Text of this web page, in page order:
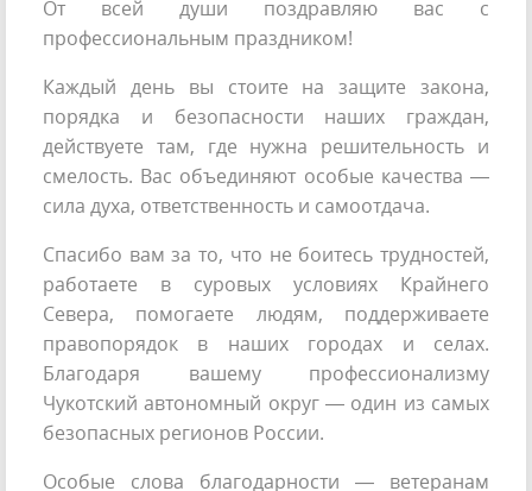
От всей души поздравляю вас с
профессиональным праздником!
Каждый день вы стоите на защите закона,
порядка и безопасности наших граждан,
действуете там, где нужна решительность и
смелость. Вас объединяют особые качества —
сила духа, ответственность и самоотдача.
Спасибо вам за то, что не боитесь трудностей,
работаете в суровых условиях Крайнего
Севера, помогаете людям, поддерживаете
правопорядок в наших городах и селах.
Благодаря вашему профессионализму
Чукотский автономный округ — один из самых
безопасных регионов России.
Особые слова благодарности — ветеранам